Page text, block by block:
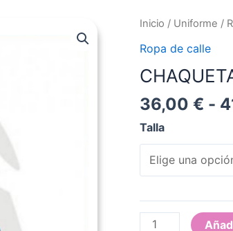
Inicio / Uniforme /
Ropa de calle
36,00 € -
Talla
CHAQUETA